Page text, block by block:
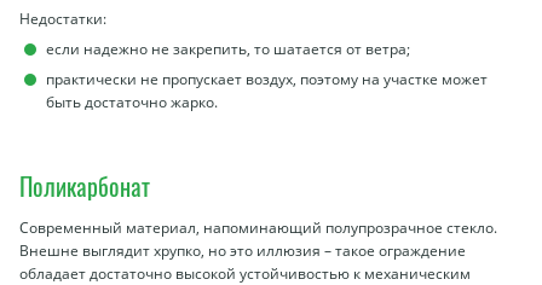
Недостатки:
если надежно не закрепить, то шатается от ветра;
практически не пропускает воздух, поэтому на участке может
быть достаточно жарко.
Поликарбонат
Современный материал, напоминающий полупрозрачное стекло.
Внешне выглядит хрупко, но это иллюзия – такое ограждение
обладает достаточно высокой устойчивостью к механическим